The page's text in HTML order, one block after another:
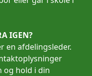
IGEN?
en afdelingsleder.
og hold i din